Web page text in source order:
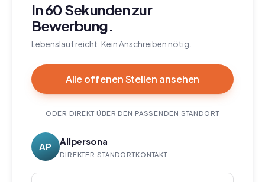
In 60 Sekunden zur
Bewerbung.
Lebenslauf reicht. Kein Anschreiben nötig.
Alle offenen Stellen ansehen
ODER DIREKT ÜBER DEN PASSENDEN STANDORT
AP Allpersona
DIREKTER STANDORTKONTAKT